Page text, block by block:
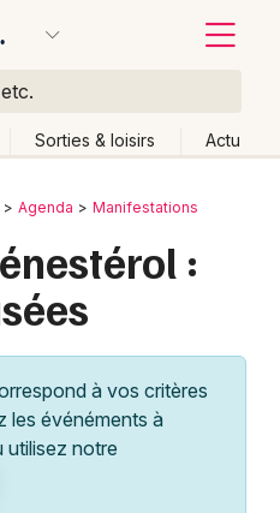
Sorties & loisirs Actu
Agenda Manifestations
:
à vos critères
les événéments à
utilisez notre
moi Changer de lieu
end Autre